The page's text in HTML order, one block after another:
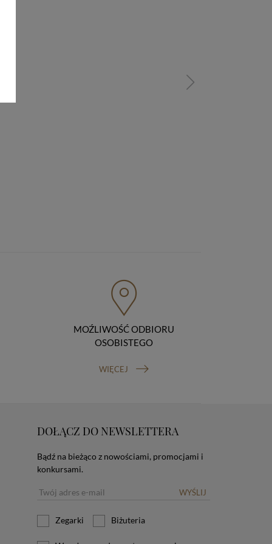
MOŹLIWOŚĆ ODBIORU
OSOBISTEGO
WIĘCEJ
DOŁĄCZ DO NEWSLETTERA
Bądź na bieżąco z nowościami, promocjami i
konkursami.
WYŚLIJ
Zegarki Biżuteria